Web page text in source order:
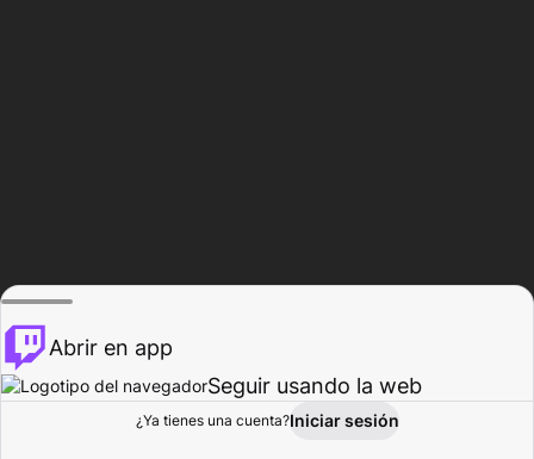
Explorar Actividad
Abrir en app
Seguir usando la web
¿Ya tienes una cuenta?Iniciar sesión